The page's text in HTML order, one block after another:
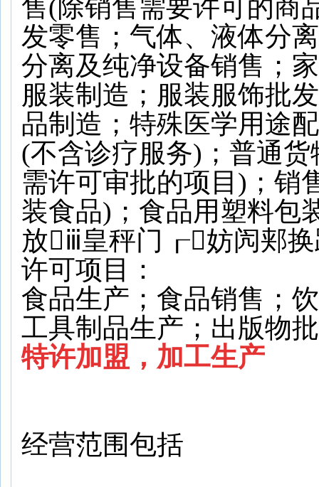
售(除销售需要许可的商
发零售；气体、液体分
分离及纯净设备销售；
服装制造；服装服饰批
品制造；特殊医学用途
(不含诊疗服务)；普通
需许可审批的项目)；销
装食品)；食品用塑料
放ⅲ皇秤门┎妨闶郏
许可项目：
食品生产；食品销售；
工具制品生产；出版物
特许加盟，加工生产
经营范围包括